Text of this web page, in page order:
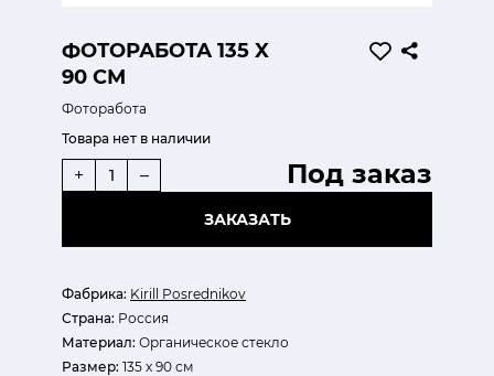
ФОТОРАБОТА 135 X
90 СМ
Фоторабота
Фабрика: Kirill Posrednikov
Страна: Россия
Материал: Органическое стекло
Размер: 135 x 90 см
Товара нет в наличии
Под заказ
+ –
ЗАКАЗАТЬ